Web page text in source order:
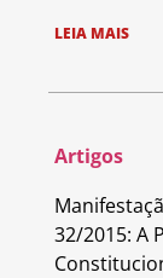
LEIA MAIS
Artigos
32/2015: A